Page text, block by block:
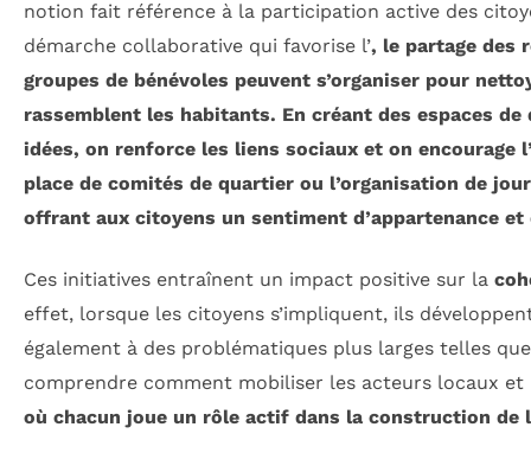
notion fait référence à la participation active des
démarche collaborative qui favorise l’, le partage des
groupes de bénévoles peuvent s’organiser pour
rassemblent les habitants. En créant des espaces
idées, on renforce les liens sociaux et on encourage
place de comités de quartier ou l’organisation de
offrant aux citoyens un sentiment d’appartenance
Ces initiatives entraînent un impact positive sur la
effet, lorsque les citoyens s’impliquent, ils
également à des problématiques plus larges telles
comprendre comment mobiliser les acteurs locaux et
où chacun joue un rôle actif dans la construction de